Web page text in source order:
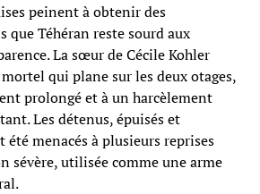
peinent à obtenir des
Téhéran reste sourd aux
La sœur de Cécile Kohler
qui plane sur les deux otages,
prolongé et à un harcèlement
Les détenus, épuisés et
été menacés à plusieurs reprises
sévère, utilisée comme une arme